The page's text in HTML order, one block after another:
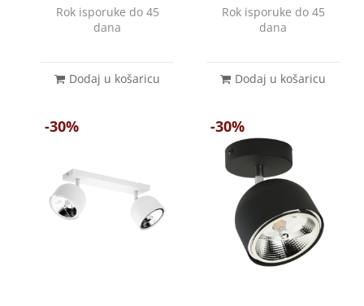
Rok isporuke do 45
dana
Dodaj u košaricu
Rok isporuke do 45
dana
Dodaj u košaricu
-30% -30%